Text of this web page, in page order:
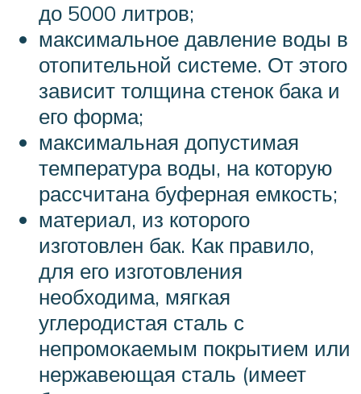
до 5000 литров;
максимальное давление воды в
отопительной системе. От этого
зависит толщина стенок бака и
его форма;
максимальная допустимая
температура воды, на которую
рассчитана буферная емкость;
материал, из которого
изготовлен бак. Как правило,
для его изготовления
необходима, мягкая
углеродистая сталь с
непромокаемым покрытием или
нержавеющая сталь (имеет